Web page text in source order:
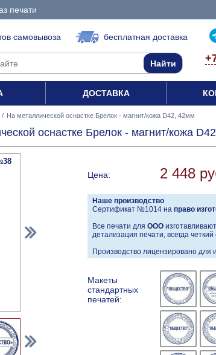
печати
самовывоза бесплатная доставка
ДОСТАВКА
/ На металлической оснастке Брелок - магнит/кожа D42, 42мм
оснастке Брелок - магнит/кожа
Цена: 2 448
Наше производство
Сертификат №1014 на право
Все печати для ООО
детализация печати, всегда
Производство лицензировано для
Макеты
стандартных
печатей: